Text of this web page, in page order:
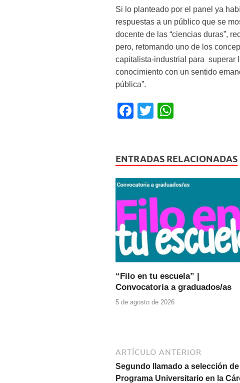
Si lo planteado por el panel ya
respuestas a un público que se
docente de las “ciencias duras”,
pero, retomando uno de los
capitalista-industrial para superar
conocimiento con un sentido
pública”.
F
e
b
o
o
k
T
er s
A
p
p
ENTRADAS RELACIONADAS
“Filo en tu escuela” |
Convocatoria a graduados/as
5 de agosto de 2026
ARTÍCULO ANTERIOR
Segundo llamado a selección
Programa Universitario en la